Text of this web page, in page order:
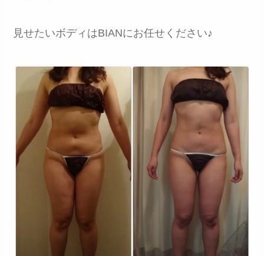
見せたいボディはBIANにお任せください♪